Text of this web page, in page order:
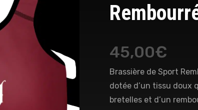
45,00€
Brassière de Sport
dotée d’un tissu doux
bretelles et d’un